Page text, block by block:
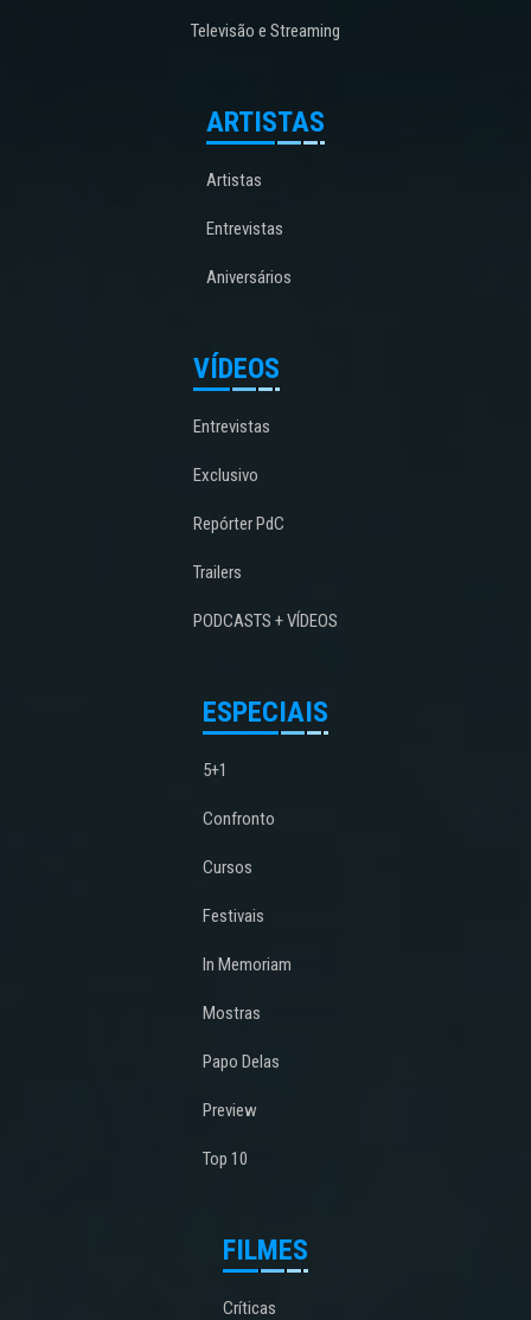
Televisão e Streaming
ARTISTAS
Artistas
Entrevistas
Aniversários
VÍDEOS
Entrevistas
Exclusivo
Repórter PdC
Trailers
PODCASTS + VÍDEOS
ESPECIAIS
5+1
Confronto
Cursos
Festivais
In Memoriam
Mostras
Papo Delas
Preview
Top 10
FILMES
Críticas